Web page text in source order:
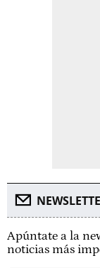
Apúntate a la
noticias más